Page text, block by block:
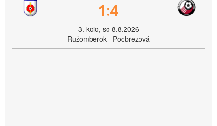
1:4
3. kolo, so 8.8.2026
Ružomberok - Podbrezová